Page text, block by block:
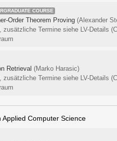
COURSE
Order Theorem Proving (Alexander
zusätzliche Termine siehe LV-Details
Retrieval (Marko Harasic)
zusätzliche Termine siehe LV-Details
Computer Science